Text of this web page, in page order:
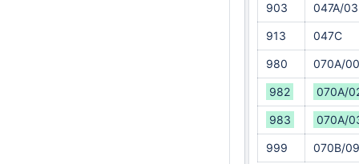
903 047A/03
913 047C
980 070A/00
982 070A/
983 070A/
999 070B/09